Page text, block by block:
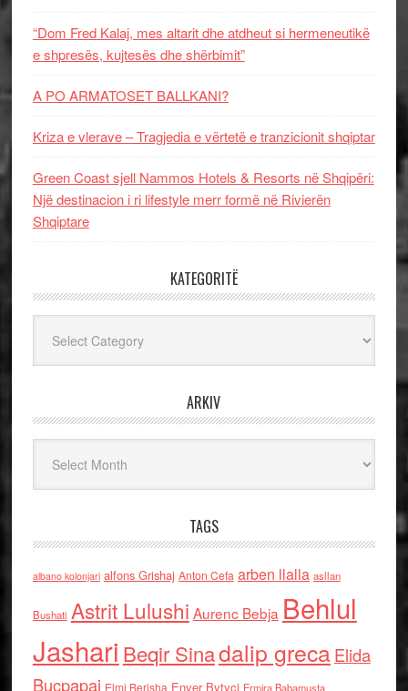
“Dom Fred Kalaj, mes altarit dhe atdheut si hermeneutikë
e shpresës, kujtesës dhe shërbimit”
A PO ARMATOSET BALLKANI?
Kriza e vlerave – Tragjedia e vërtetë e tranzicionit shqiptar
Green Coast sjell Nammos Hotels & Resorts në Shqipëri:
Një destinacion i ri lifestyle merr formë në Rivierën
Shqiptare
KATEGORITË
ARKIV
TAGS
albano kolonjari alfons Grishaj Anton Cefa arben llalla asllan
Bushati Astrit Lulushi Aurenc Bebja Behlul
Jashari Beqir Sinadalip grecaElida
Buçpapaj Elmi Berisha Enver Bytyci Ermira Babamusta